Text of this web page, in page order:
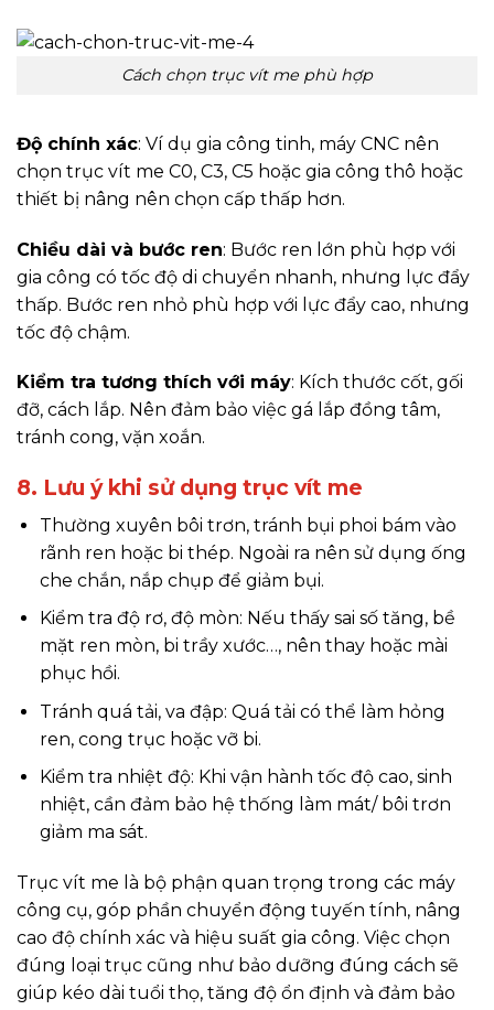
Cách chọn trục vít me phù hợp
Độ chính xác: Ví dụ gia công tinh, máy CNC nên
chọn trục vít me C0, C3, C5 hoặc gia công thô hoặc
thiết bị nâng nên chọn cấp thấp hơn.
Chiều dài và bước ren: Bước ren lớn phù hợp với
gia công có tốc độ di chuyển nhanh, nhưng lực đẩy
thấp. Bước ren nhỏ phù hợp với lực đẩy cao, nhưng
tốc độ chậm.
Kiểm tra tương thích với máy: Kích thước cốt, gối
đỡ, cách lắp. Nên đảm bảo việc gá lắp đồng tâm,
tránh cong, vặn xoắn.
8. Lưu ý khi sử dụng trục vít me
Thường xuyên bôi trơn, tránh bụi phoi bám vào
rãnh ren hoặc bi thép. Ngoài ra nên sử dụng ống
che chắn, nắp chụp để giảm bụi.
Kiểm tra độ rơ, độ mòn: Nếu thấy sai số tăng, bề
mặt ren mòn, bi trầy xước…, nên thay hoặc mài
phục hồi.
Tránh quá tải, va đập: Quá tải có thể làm hỏng
ren, cong trục hoặc vỡ bi.
Kiểm tra nhiệt độ: Khi vận hành tốc độ cao, sinh
nhiệt, cần đảm bảo hệ thống làm mát/ bôi trơn
giảm ma sát.
Trục vít me là bộ phận quan trọng trong các máy
công cụ, góp phần chuyển động tuyến tính, nâng
cao độ chính xác và hiệu suất gia công. Việc chọn
đúng loại trục cũng như bảo dưỡng đúng cách sẽ
giúp kéo dài tuổi thọ, tăng độ ổn định và đảm bảo